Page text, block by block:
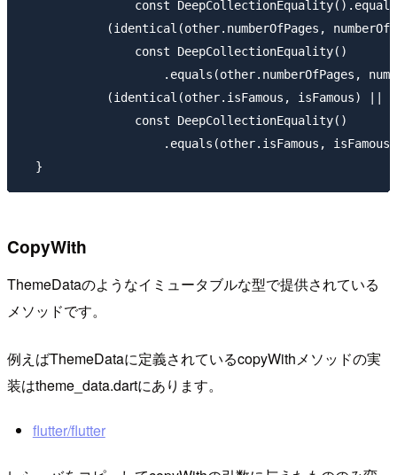
const
(identical(other.numberOfPages,
                const DeepCollectionEquality()
.equals(other.numberOfPages,
            (identical(other.isFamous, isFamous) ||
                const DeepCollectionEquality()
.equals(other.isFamous,
CopyWith
ThemeDataのようなイミュータブルな型で提供されている
メソッドです。
例えばThemeDataに定義されているcopyWithメソッドの実
装はtheme_data.dartにあります。
flutter/flutter